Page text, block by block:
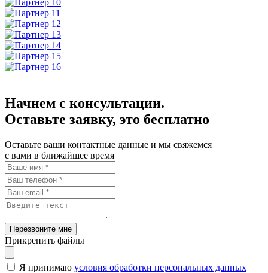
Начнем с консультации.
Оставьте заявку, это бесплатно
Оставьте ваши контактные данные и мы свяжемся
с вами в ближайшее время
Перезвоните мне
Прикрепить файлы
Я принимаю условия обработки персональных данных